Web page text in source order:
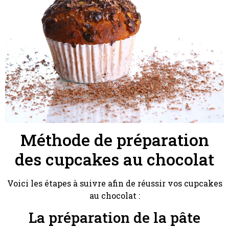
Méthode de préparation
des cupcakes au chocolat
Voici les étapes à suivre afin de réussir vos cupcakes
au chocolat :
La préparation de la pâte